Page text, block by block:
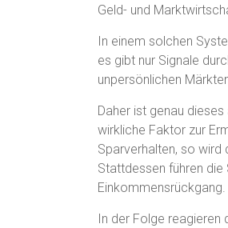
Geld- und
In einem solchen
es gibt nur Signale
unpersönlichen
Daher ist genau
wirkliche Faktor zur
Sparverhalten, so
Stattdessen führen
Einkommensrückgang.
In der Folge reagieren